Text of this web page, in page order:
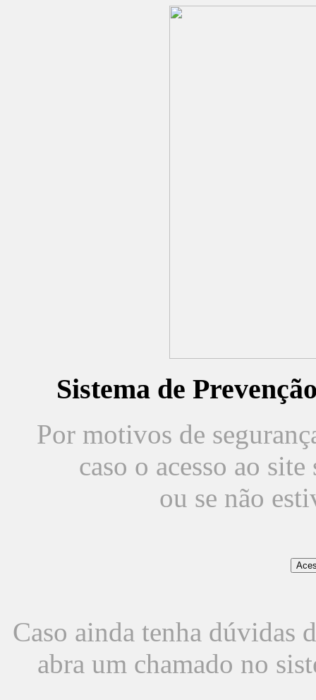
Sistema de
Por motivos de
caso o acesso ao
ou se não
Caso ainda tenha dúvidas
abra um chamado no